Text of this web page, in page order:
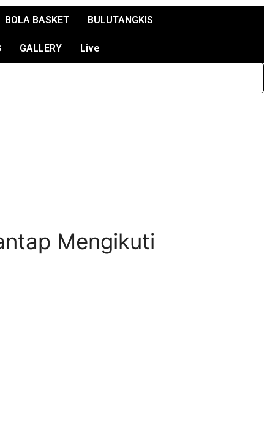
BOLA BASKET BULUTANGKIS
GALLERY Live
Mengikuti